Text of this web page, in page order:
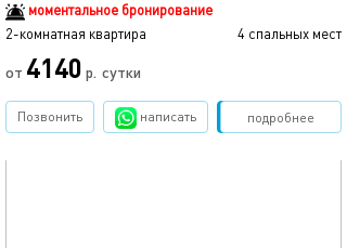
моментальное бронирование
2-комнатная квартира
4 спальных мест
от 4140 р. сутки
подробнее
Позвонить написать Забронировать